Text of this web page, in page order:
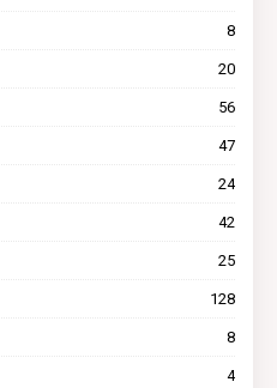
8
20
56
47
24
42
25
128
8
4